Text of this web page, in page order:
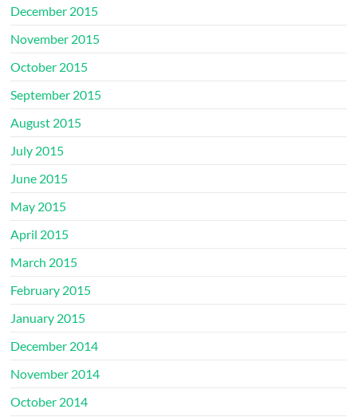
December 2015
November 2015
October 2015
September 2015
August 2015
July 2015
June 2015
May 2015
April 2015
March 2015
February 2015
January 2015
December 2014
November 2014
October 2014